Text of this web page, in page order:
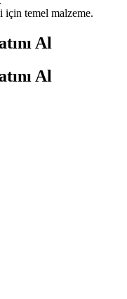
için temel malzeme.
Al
Al